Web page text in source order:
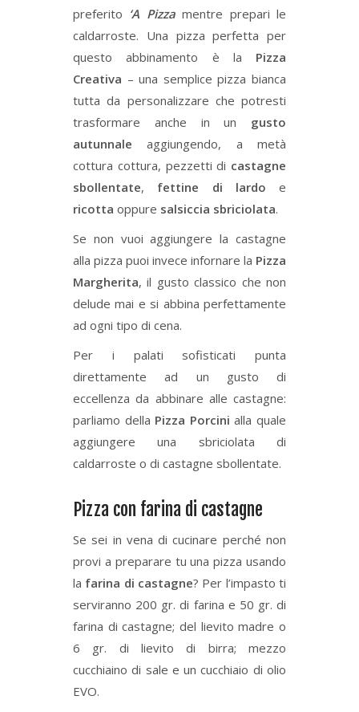
preferito ‘A Pizzamentre prepari le
caldarroste. Una pizza perfetta per
questo abbinamento è la Pizza
Creativa – una semplice pizza bianca
tutta da personalizzare che potresti
trasformare anche in un gusto
autunnale aggiungendo, a metà
cottura cottura, pezzetti di castagne
sbollentate, fettine di lardo e
ricotta oppure salsiccia sbriciolata.
Se non vuoi aggiungere la castagne
alla pizza puoi invece infornare la Pizza
Margherita, il gusto classico che non
delude mai e si abbina perfettamente
ad ogni tipo di cena.
Per i palati sofisticati punta
direttamente ad un gusto di
eccellenza da abbinare alle castagne:
parliamo della Pizza Porcini alla quale
aggiungere una sbriciolata di
caldarroste o di castagne sbollentate.
Pizza con farina di castagne
Se sei in vena di cucinare perché non
provi a preparare tu una pizza usando
la farina di castagne? Per l’impasto ti
serviranno 200 gr. di farina e 50 gr. di
farina di castagne; del lievito madre o
6 gr. di lievito di birra; mezzo
cucchiaino di sale e un cucchiaio di olio
EVO.